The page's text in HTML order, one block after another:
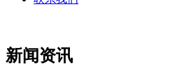
新闻资讯